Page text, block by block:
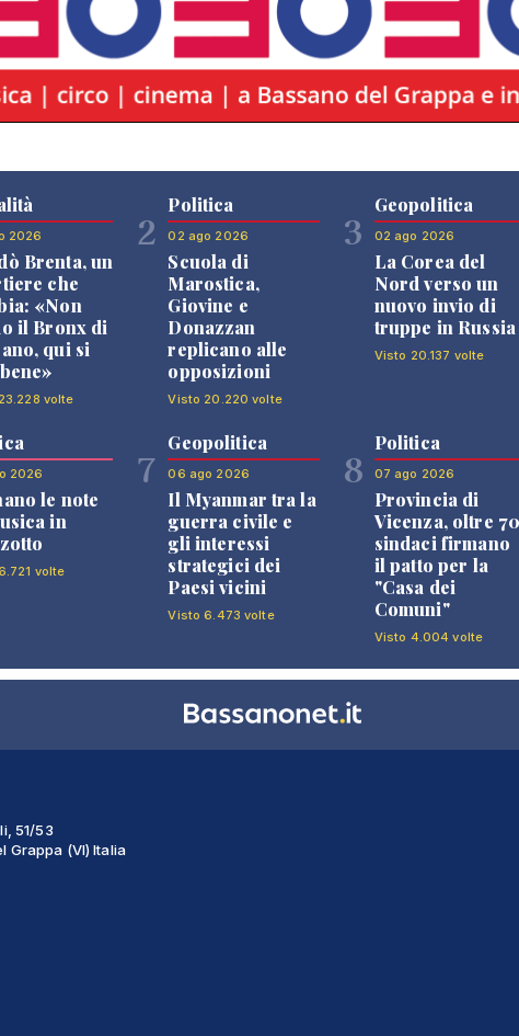
2026
Brenta, un
che
«Non
il Bronx di
qui si
volte
2
Politica
02 ago 2026
Scuola di
Marostica,
Giovine e
Donazzan
replicano alle
opposizioni
Visto 20.220 volte
3
Geopolitica
02 ago 2026
La Corea del
Nord verso un
nuovo invio di
truppe in Russia
Visto 20.137 volte
2026
le note
in
volte
7
Geopolitica
06 ago 2026
Il Myanmar tra la
guerra civile e
gli interessi
strategici dei
Paesi vicini
Visto 6.473 volte
8
Politica
07 ago 2026
Provincia di
Vicenza, oltre
sindaci firmano
il patto per la
"Casa dei
Comuni"
Visto 4.004 volte
51/53
Grappa (VI) Italia